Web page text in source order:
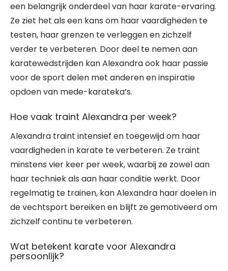
een belangrijk onderdeel van haar karate-ervaring.
Ze ziet het als een kans om haar vaardigheden te
testen, haar grenzen te verleggen en zichzelf
verder te verbeteren. Door deel te nemen aan
karatewedstrijden kan Alexandra ook haar passie
voor de sport delen met anderen en inspiratie
opdoen van mede-karateka’s.
Hoe vaak traint Alexandra per week?
Alexandra traint intensief en toegewijd om haar
vaardigheden in karate te verbeteren. Ze traint
minstens vier keer per week, waarbij ze zowel aan
haar techniek als aan haar conditie werkt. Door
regelmatig te trainen, kan Alexandra haar doelen in
de vechtsport bereiken en blijft ze gemotiveerd om
zichzelf continu te verbeteren.
Wat betekent karate voor Alexandra
persoonlijk?